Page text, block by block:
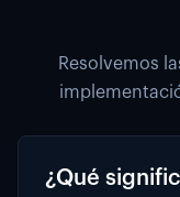
Resolvemos
¿Qué